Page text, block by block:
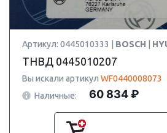
Артикул: 0445010333 | BOSCH
ТНВД 0445010207
Вы искали артикул WF0440008073
Наличные:
60 834 ₽